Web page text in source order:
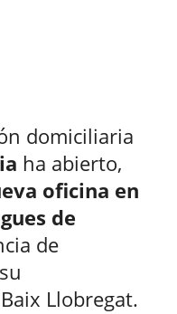
domiciliaria
ha abierto,
oficina en
de
de
Llobregat.